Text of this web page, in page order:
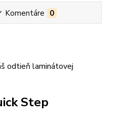
Komentáre 0
odtieň laminátovej
Step